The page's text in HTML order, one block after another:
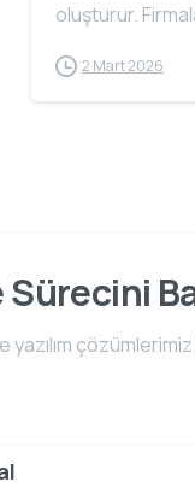
oluşturur.
2 Mart 2026